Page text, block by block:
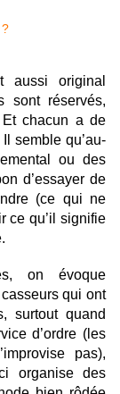
aussi original
sont réservés,
Et chacun a de
semble qu’au-
ou des
d’essayer de
(ce qui ne
ce qu’il signifie
on évoque
qui ont
surtout quand
d’ordre (les
pas),
organise des